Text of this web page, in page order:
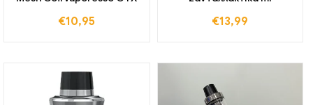
€10,95 €13,99